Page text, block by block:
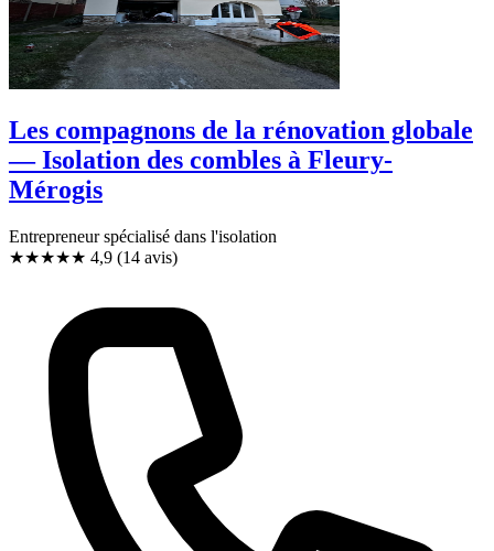
Les compagnons de la rénovation globale
— Isolation des combles à Fleury-
Mérogis
Entrepreneur spécialisé dans l'isolation
★★★★★ 4,9 (14 avis)